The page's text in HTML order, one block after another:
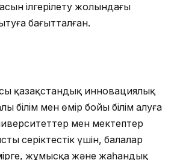
ілгерілету жолындағы
бағытталған.
қазақстандық инновациялық
білім мен өмір бойы білім алуға
мен мектептер
серіктестік үшін, балалар
жұмысқа және жаһандық